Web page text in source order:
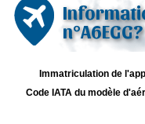
n°A6EGG?
Immatriculation de
Code IATA du modèle